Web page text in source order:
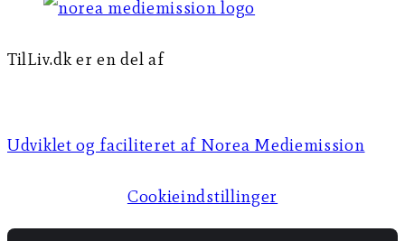
TilLiv.dk er en del af
Udviklet og faciliteret af Norea Mediemission​​
Cookieindstillinger